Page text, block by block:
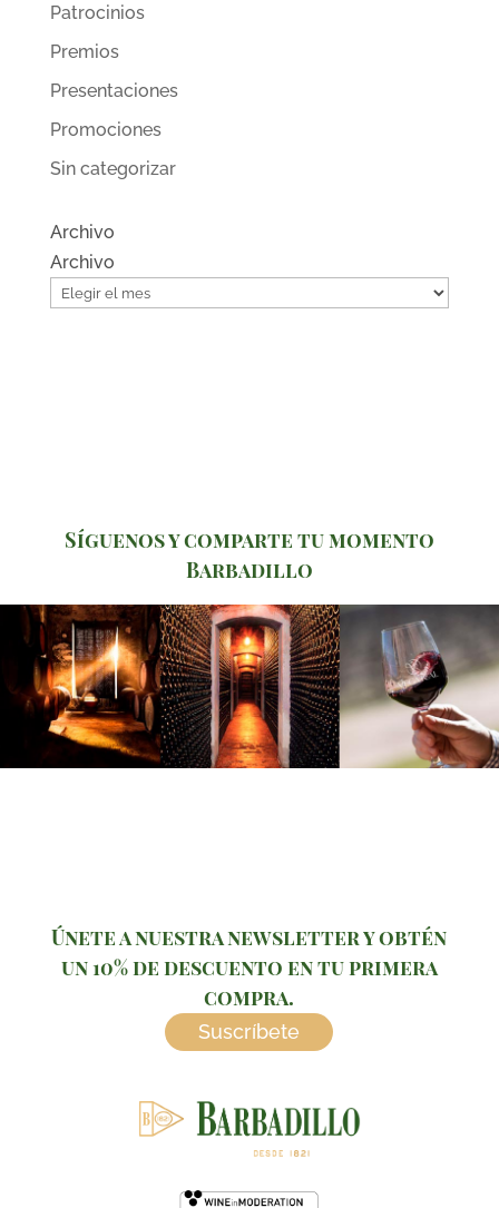
Patrocinios
Premios
Presentaciones
Promociones
Sin categorizar
Archivo
Archivo
Síguenos y comparte tu momento
Barbadillo
Únete a nuestra newsletter y obtén
un 10% de descuento en tu primera
compra.
Suscríbete